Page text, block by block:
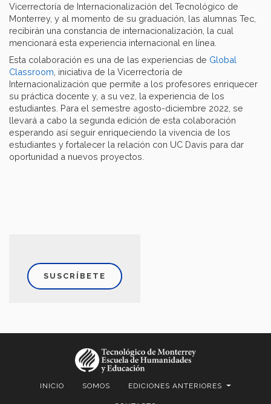
Vicerrectoría de Internacionalización del Tecnológico de
Monterrey, y al momento de su graduación, las alumnas Tec,
recibirán una constancia de internacionalización, la cual
mencionará esta experiencia internacional en línea.
Esta colaboración es una de las experiencias de Global
Classroom , iniciativa de la Vicerrectoría de
Internacionalización que permite a los profesores enriquecer
su práctica docente y, a su vez, la experiencia de los
estudiantes. Para el semestre agosto-diciembre 2022, se
llevará a cabo la segunda edición de esta colaboración
esperando así seguir enriqueciendo la vivencia de los
estudiantes y fortalecer la relación con UC Davis para dar
oportunidad a nuevos proyectos.
SUSCRÍBETE
INICIO SOMOS EDICIONES ANTERIORES